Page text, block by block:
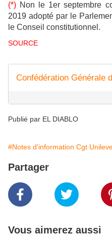
(*) Non le 1er septembre
2019 adopté par le
le Conseil constitutionnel.
SOURCE
Confédération Générale
Publié par EL DIABLO
#Notes d'information Cgt
Partager
Vous aimerez aussi